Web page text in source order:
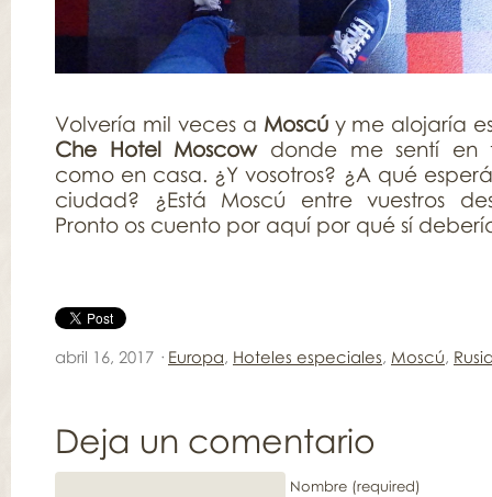
Volvería mil veces a Moscúy me alojaría
Che Hotel Moscowdonde me sentí en
como en casa. ¿Y vosotros? ¿A qué
ciudad? ¿Está Moscú entre vuestros
Pronto os cuento por aquí por qué sí
abril 16, 2017 · Europa, Hoteles especiales, Moscú,
Deja un comentario
Nombre (required)